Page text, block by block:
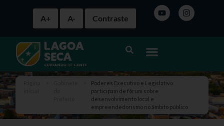
A+ A- Contraste
Poderes Executivo e Legislativo
participam de fórum sobre
desenvolvimento local e
empreendedorismo no âmbito público